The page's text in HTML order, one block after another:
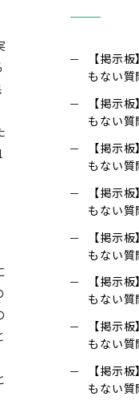
【掲示
もない
【掲示
もない
【掲示
もない
【掲示
もない
【掲示
もない
【掲示
もない
【掲示
もない
【掲示
もない